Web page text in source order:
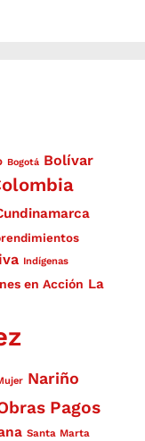
Bogotá Bolívar
Indígenas
en Acción La
Nariño
Pagos
Santa Marta